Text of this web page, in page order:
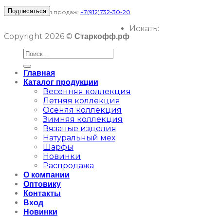
Отдел продаж: +7(912)732-30-20
Copyright 2026 © Старкофф.рф
Искать:
Главная
Каталог продукции
Весенняя коллекция
Летняя коллекция
Осеняя коллекция
Зимняя коллекция
Вязаные изделия
Натуральный мех
Шарфы
Новинки
Распродажа
О компании
Оптовику
Контакты
Вход
Новинки